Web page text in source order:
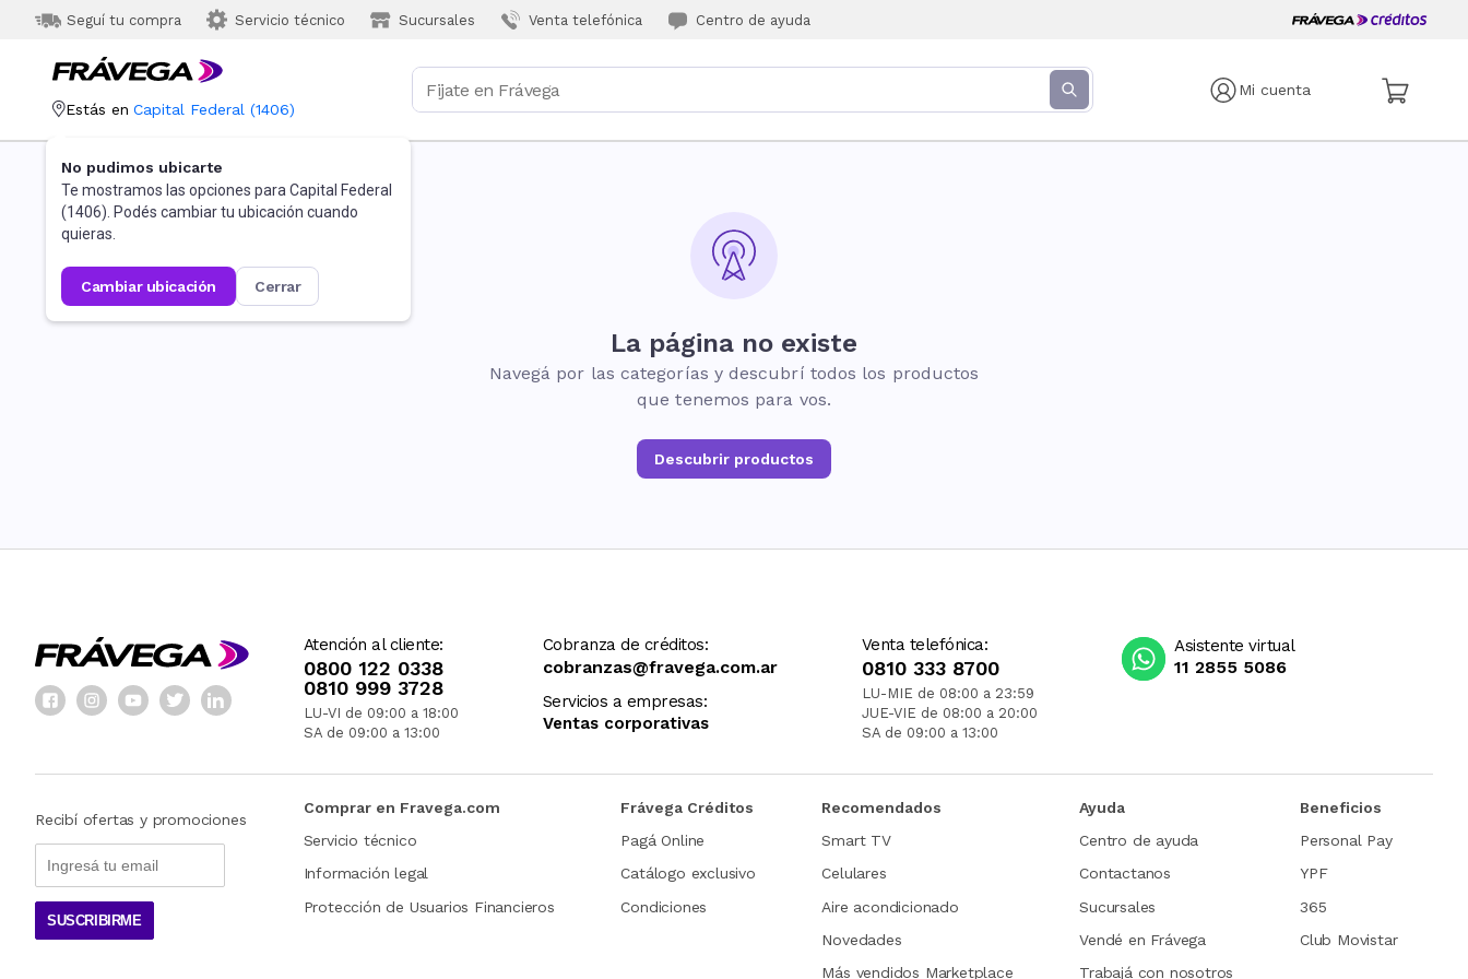
Seguí tu compra Servicio técnico Sucursales Venta telefónica Centro de ayuda
Mi cuenta
Estás en Capital Federal (1406)
No pudimos ubicarte
Te mostramos las opciones para Capital Federal
(1406). Podés cambiar tu ubicación cuando
quieras.
cambiar ubicación cerrar
La página no existe
Navegá por las categorías y descubrí todos los productos
que tenemos para vos.
Descubrir productos
Atención al cliente:
0800 122 0338
0810 999 3728
LU-VI de 09:00 a 18:00
SA de 09:00 a 13:00
Cobranza de créditos:
cobranzas@fravega.com.ar
Servicios a empresas:
Ventas corporativas
Venta telefónica:
0810 333 8700
LU-MIE de 08:00 a 23:59
JUE-VIE de 08:00 a 20:00
SA de 09:00 a 13:00
Asistente virtual
11 2855 5086
Recibí ofertas y promociones
SUSCRIBIRME
Comprar en Fravega.com
Servicio técnico
Información legal
Protección de Usuarios Financieros
Frávega Créditos
Pagá Online
Catálogo exclusivo
Condiciones
Recomendados
Smart TV
Celulares
Aire acondicionado
Novedades
Más vendidos Marketplace
Ayuda
Centro de ayuda
Contactanos
Sucursales
Vendé en Frávega
Trabajá con nosotros
Beneficios
Personal Pay
YPF
365
Club Movistar